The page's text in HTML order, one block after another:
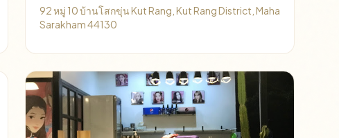
92 หมู่ 10 บ้านโสกขุ่น Kut Rang, Kut Rang District, Maha
Sarakham 44130